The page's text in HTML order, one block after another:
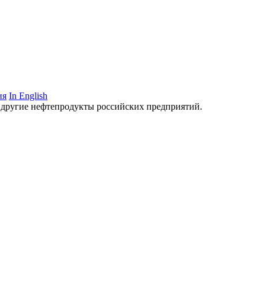
In English
нефтепродукты российских предприятий.